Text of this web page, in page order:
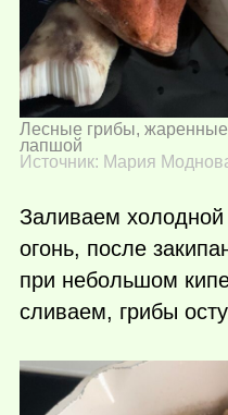
Лесные грибы, жаренные
лапшой
Источник: Мария
Заливаем
огонь, после
при небольшом
сливаем, грибы